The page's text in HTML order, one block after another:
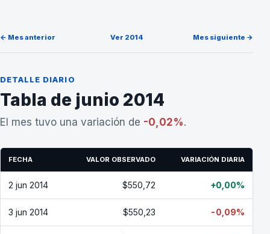
← Mes anterior Ver 2014 Mes siguiente →
DETALLE DIARIO
Tabla de junio 2014
El mes tuvo una variación de -0,02%.
FECHA VALOR OBSERVADO VARIACIÓN DIARIA
2 jun 2014 $550,72 +0,00%
3 jun 2014 $550,23 -0,09%